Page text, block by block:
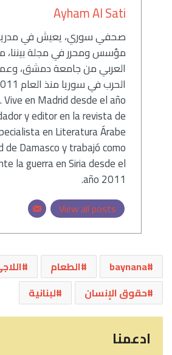
Ayham Al Sati
مؤسس ومحرر في مجلة
العربي من جامعة دمشق،
Vive en Madrid desde el año
y editor en la revista de
en Literatura Árabe
de Damasco y trabajó como
la guerra en Siria desde el
año 2011.
View all posts
baynana الطعام
حقوق الإنسان
لبنانية
ادعمنا